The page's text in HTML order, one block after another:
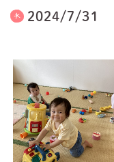
2024/7/31